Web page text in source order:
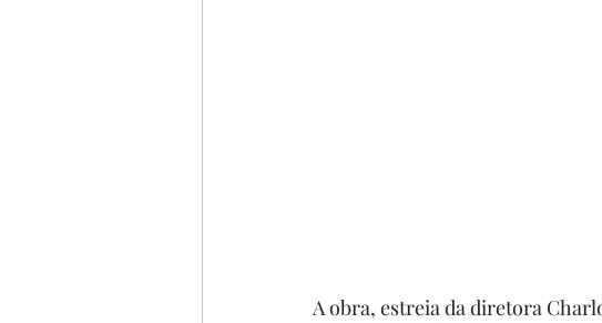
A obra, estreia da diretora